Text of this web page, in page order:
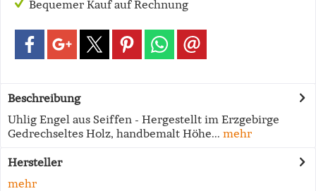
Bequemer Kauf auf Rechnung
Beschreibung
Uhlig Engel aus Seiffen - Hergestellt im Erzgebirge
Gedrechseltes Holz, handbemalt Höhe... mehr
Hersteller
mehr